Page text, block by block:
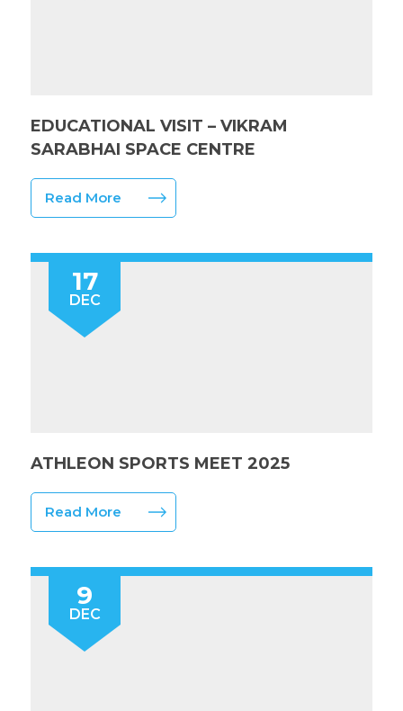
EDUCATIONAL VISIT – VIKRAM
SARABHAI SPACE CENTRE
Read More
17
DEC
ATHLEON SPORTS MEET 2025
Read More
9
DEC